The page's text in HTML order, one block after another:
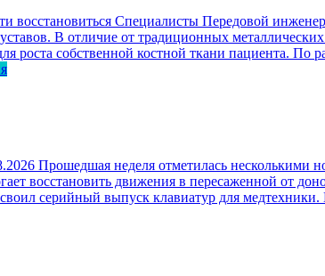
восстановиться Специалисты Передовой
В отличие от традиционных
роста собственной костной ткани пациента. По
Прошедшая неделя отметилась несколькими
восстановить движения в пересаженной от
серийный выпуск клавиатур для